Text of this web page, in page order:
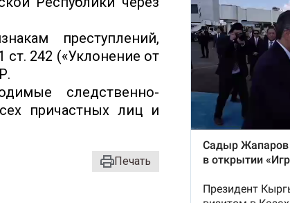
преступлений,
ст. 242 («Уклонение от
следственно-
причастных лиц и
Печать